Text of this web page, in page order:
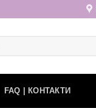
FAQ | КОНТАКТИ